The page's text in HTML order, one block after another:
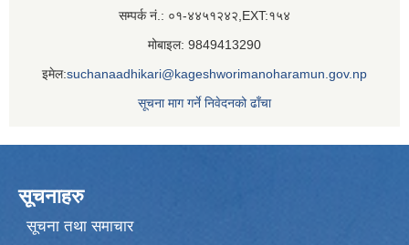
सम्पर्क नं.: ०१-४४५१२४२,EXT:१५४
मोबाइल: 9849413290
इमेल:suchanaadhikari@kageshworimanoharamun.gov.np
सूचना माग गर्ने निवेदनको ढाँचा
सूचनाहरु
सूचना तथा समाचार